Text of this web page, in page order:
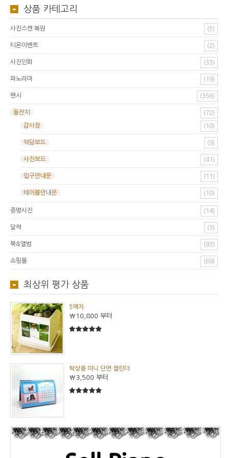
상품 카테고리
사진스캔 복원 (5)
티몬이벤트 (2)
사진인화 (33)
파노라마 (19)
팬시 (356)
돌잔치 (72)
감사장 (10)
덕담보드 (9)
사진보드 (41)
입구안내문 (11)
테이블안내문 (10)
증명사진 (14)
달력 (3)
북&앨범 (93)
쇼핑몰 (69)
최상위 평가 상품
5액자
₩10,800 부터
탁상용 미니 단면 캘린더
₩3,500 부터